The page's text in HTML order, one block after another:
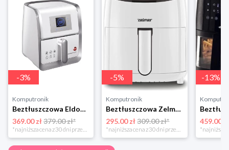
-3%
Komputronik
Beztłuszczowa Eldom MFC1000 biało-srebrny
369.00 zł379.00 zł*
-5%
Komputronik
Beztłuszczowa Zelmer ZAF3551W biały
295.00 zł 309.00 zł*
-13%
459.00 zł